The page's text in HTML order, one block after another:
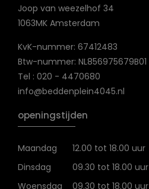
Joop van weezelhof 34
1063MK Amsterdam
KvK-nummer: 67412483
Btw-nummer: NL856975679B01
Tel : 020 - 4470680
info@beddenplein4045.nl
openingstijden
Maandag
12.00 tot 18.00 uur
Dinsdag
09.30 tot 18.00 uur
Woensdag
09.30 tot 18.00 uur